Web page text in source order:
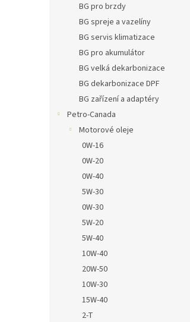
BG pro brzdy
BG spreje a vazelíny
BG servis klimatizace
BG pro akumulátor
BG velká dekarbonizace
BG dekarbonizace DPF
BG zařízení a adaptéry
Petro-Canada
Motorové oleje
0W-16
0W-20
0W-40
5W-30
0W-30
5W-20
5W-40
10W-40
20W-50
10W-30
15W-40
2-T